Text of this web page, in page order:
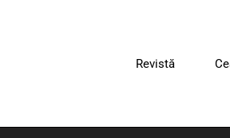
Revistă